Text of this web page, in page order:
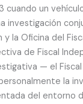
cuando un
investigación
y la Oficina del
de Fiscal
— el
la
del entorno